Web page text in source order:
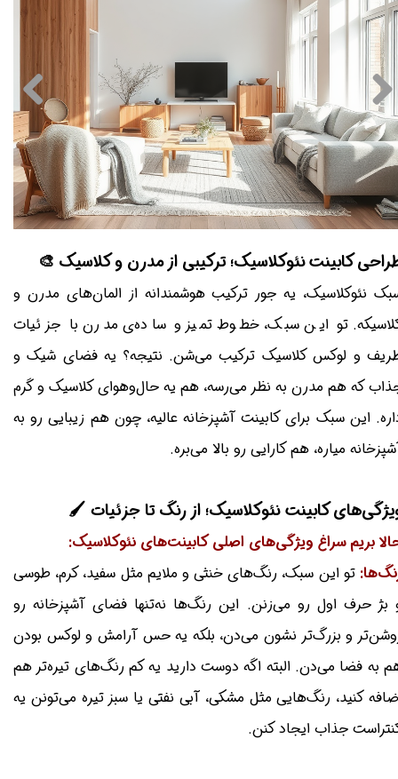
کابینت نئوکلاسیک؛ ترکیبی از مدرن و کلاسیک 🎨
نئوکلاسیک، یه جور ترکیب هوشمندانه از المان‌های مدرن و
تو این سبک، خطوط تمیز و ساده‌ی مدرن با جزئیات
و لوکس کلاسیک ترکیب می‌شن. نتیجه؟ یه فضای شیک و
که هم مدرن به نظر می‌رسه، هم یه حال‌وهوای کلاسیک و گرم
این سبک برای کابینت آشپزخانه عالیه، چون هم زیبایی رو به
میاره، هم کارایی رو بالا می‌بره.
کابینت نئوکلاسیک؛ از رنگ تا جزئیات 🖌️
بریم سراغ ویژگی‌های اصلی کابینت‌های نئوکلاسیک:
تو این سبک، رنگ‌های خنثی و ملایم مثل سفید، کرم، طوسی
بژ حرف اول رو می‌زنن. این رنگ‌ها نه‌تنها فضای آشپزخانه رو
و بزرگ‌تر نشون می‌دن، بلکه یه حس آرامش و لوکس بودن
به فضا می‌دن. البته اگه دوست دارید یه کم رنگ‌های تیره‌تر هم
کنید، رنگ‌هایی مثل مشکی، آبی نفتی یا سبز تیره می‌تونن یه
جذاب ایجاد کنن.
طراحی سه بعدی بندرعباس
طراحی سه بعدی بندرعباس